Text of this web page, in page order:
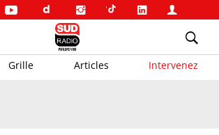
Grille Articles Intervenez